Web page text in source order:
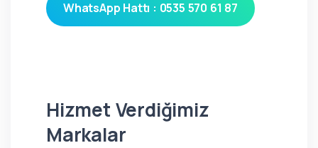
WhatsApp Hattı : 0535 570 61 87
Hizmet Verdiğimiz
Markalar